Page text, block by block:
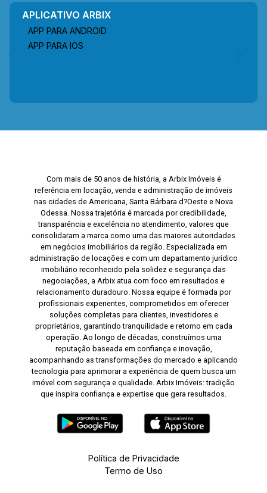
APLICATIVO ARBIX
APP PARA ANDROID
APP PARA IOS
Com mais de 50 anos de história, a Arbix Imóveis é
referência em locação, venda e administração de imóveis
nas cidades de Americana, Santa Bárbara d?Oeste e Nova
Odessa. Nossa trajetória é marcada por credibilidade,
transparência e excelência no atendimento, valores que
consolidaram a marca como uma das maiores autoridades
em negócios imobiliários da região. Especializada em
administração de locações e com um departamento jurídico
imobiliário reconhecido pela solidez e segurança das
negociações, a Arbix atua com foco em resultados e
relacionamento duradouro. Nossa equipe é formada por
profissionais experientes, comprometidos em oferecer
soluções completas para clientes, investidores e
proprietários, garantindo tranquilidade e retorno em cada
operação. Ao longo de décadas, construímos uma
reputação baseada em confiança e inovação,
acompanhando as transformações do mercado e aplicando
tecnologia para aprimorar a experiência de quem busca um
imóvel com segurança e qualidade. Arbix Imóveis: tradição
que inspira confiança e expertise que gera resultados.
Política de Privacidade
Termo de Uso